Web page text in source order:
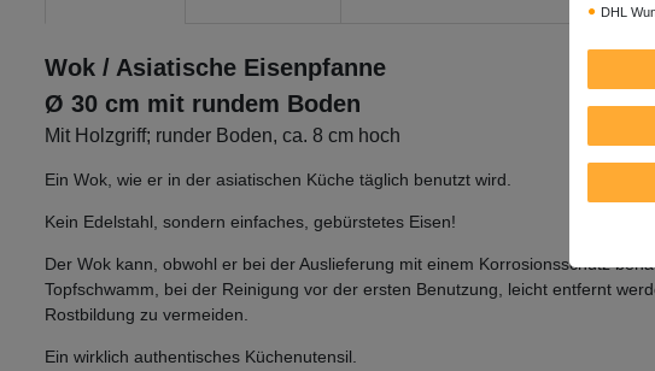
Wok / Asiatische Eisenpfanne
Ø 30 cm mit rundem Boden
Mit Holzgriff; runder Boden, ca. 8 cm hoch
Ein Wok, wie er in der asiatischen Küche täglich benutzt wird.
Kein Edelstahl, sondern einfaches, gebürstetes Eisen!
Der Wok kann, obwohl er bei der Auslieferung mit einem Korrosionsschutz
Topfschwamm, bei der Reinigung vor der ersten Benutzung, leicht entfernt
Rostbildung zu vermeiden.
Ein wirklich authentisches Küchenutensil.
DHL